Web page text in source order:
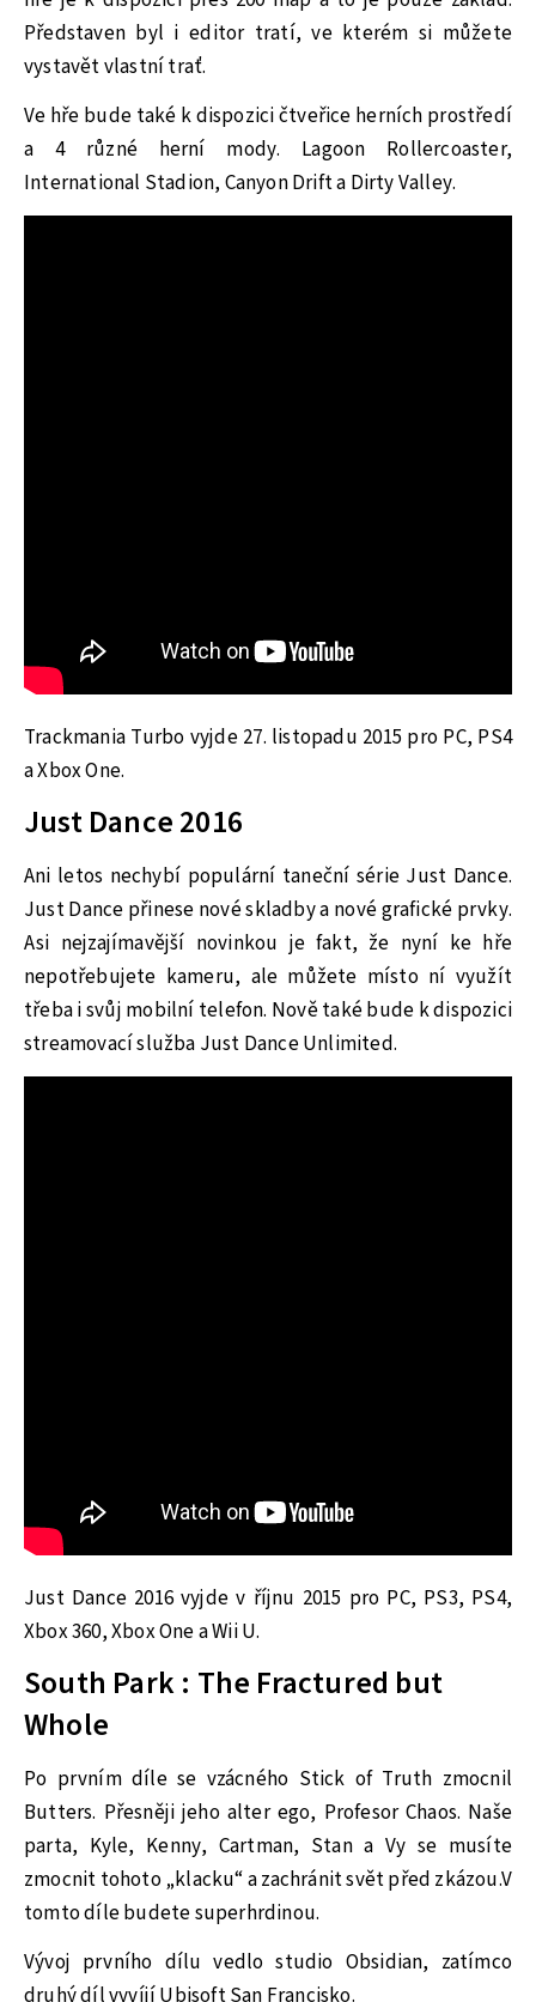
Představen byl i editor tratí, ve kterém si můžete
vystavět vlastní trať.
Ve hře bude také k dispozici čtveřice herních prostředí
a 4 různé herní mody. Lagoon Rollercoaster,
International Stadion, Canyon Drift a Dirty Valley.
Trackmania Turbo vyjde 27. listopadu 2015 pro PC, PS4
a Xbox One.
Just Dance 2016
Ani letos nechybí populární taneční série Just Dance.
Just Dance přinese nové skladby a nové grafické prvky.
Asi nejzajímavější novinkou je fakt, že nyní ke hře
nepotřebujete kameru, ale můžete místo ní využít
třeba i svůj mobilní telefon. Nově také bude k dispozici
streamovací služba Just Dance Unlimited.
Just Dance 2016 vyjde v říjnu 2015 pro PC, PS3, PS4,
Xbox 360, Xbox One a Wii U.
South Park : The Fractured but
Whole
Po prvním díle se vzácného Stick of Truth zmocnil
Butters. Přesněji jeho alter ego, Profesor Chaos. Naše
parta, Kyle, Kenny, Cartman, Stan a Vy se musíte
zmocnit tohoto „klacku“ a zachránit svět před zkázou.V
tomto díle budete superhrdinou.
Vývoj prvního dílu vedlo studio Obsidian, zatímco
druhý díl vyvíjí Ubisoft San Francisko.